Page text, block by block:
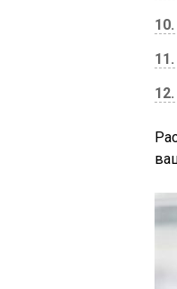
10
11
12